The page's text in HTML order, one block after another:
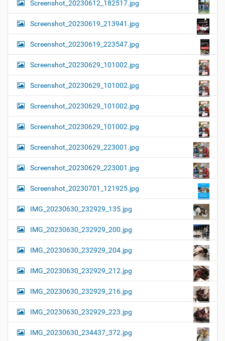
Screenshot_20230612_182517.jpg
Screenshot_20230619_213941.jpg
Screenshot_20230619_223547.jpg
Screenshot_20230629_101002.jpg
Screenshot_20230629_101002.jpg
Screenshot_20230629_101002.jpg
Screenshot_20230629_101002.jpg
Screenshot_20230629_223001.jpg
Screenshot_20230629_223001.jpg
Screenshot_20230701_121925.jpg
IMG_20230630_232929_135.jpg
IMG_20230630_232929_200.jpg
IMG_20230630_232929_204.jpg
IMG_20230630_232929_212.jpg
IMG_20230630_232929_216.jpg
IMG_20230630_232929_223.jpg
IMG_20230630_234437_372.jpg